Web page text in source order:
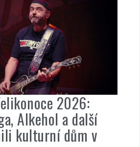
2026:
Alkehol a další
kulturní dům v